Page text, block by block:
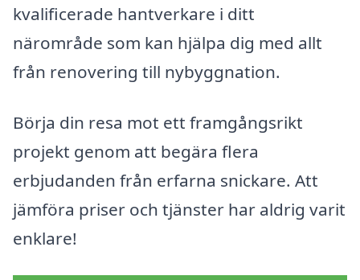
kvalificerade hantverkare i ditt
närområde som kan hjälpa dig med allt
från renovering till nybyggnation.
Börja din resa mot ett framgångsrikt
projekt genom att begära flera
erbjudanden från erfarna snickare. Att
jämföra priser och tjänster har aldrig varit
enklare!